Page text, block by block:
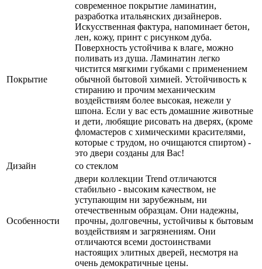
Покрытие
современное покрытие ламинатин,
разработка итальянских дизайнеров.
Искусственная фактура, напоминает бетон,
лен, кожу, принт с рисунком дуба.
Поверхность устойчива к влаге, можно
поливать из душа. Ламинатин легко
чистится мягкими губками с применением
обычной бытовой химией. Устойчивость к
стиранию и прочим механическим
воздействиям более высокая, нежели у
шпона. Если у вас есть домашние животные
и дети, любящие рисовать на дверях, (кроме
фломастеров с химическими красителями,
которые с трудом, но очищаются спиртом) -
это двери созданы для Вас!
Дизайн
со стеклом
Особенности
двери коллекции Trend отличаются
стабильно - высоким качеством, не
уступающим ни зарубежным, ни
отечественным образцам. Они надежны,
прочны, долговечны, устойчивы к бытовым
воздействиям и загрязнениям. Они
отличаются всеми достоинствами
настоящих элитных дверей, несмотря на
очень демократичные цены.